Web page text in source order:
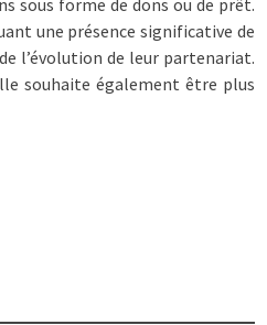
sous forme de dons ou de prêt.
une présence significative de
l’évolution de leur partenariat.
souhaite également être plus